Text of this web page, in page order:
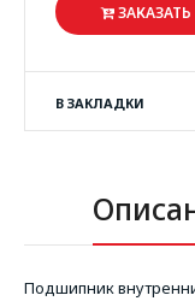
В ЗАКЛАДКИ
Подшипник